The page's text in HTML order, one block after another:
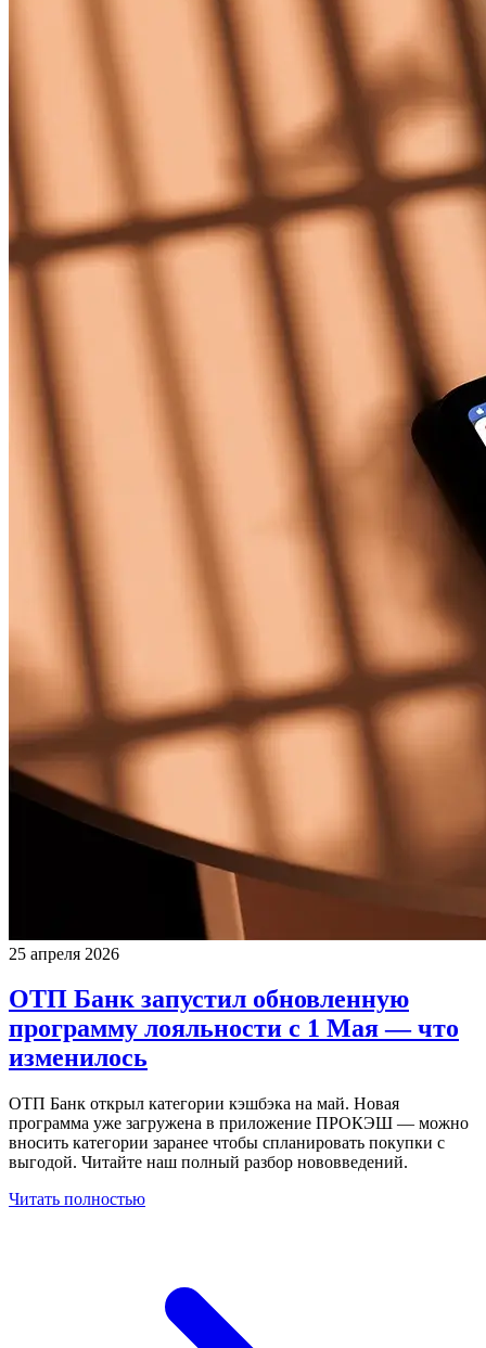
25 апреля 2026
ОТП Банк запустил обновленную
программу лояльности с 1 Мая — что
изменилось
ОТП Банк открыл категории кэшбэка на май. Новая
программа уже загружена в приложение ПРОКЭШ — можно
вносить категории заранее чтобы спланировать покупки с
выгодой. Читайте наш полный разбор нововведений.
Читать полностью